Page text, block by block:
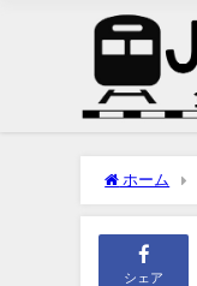
ホーム
シェア